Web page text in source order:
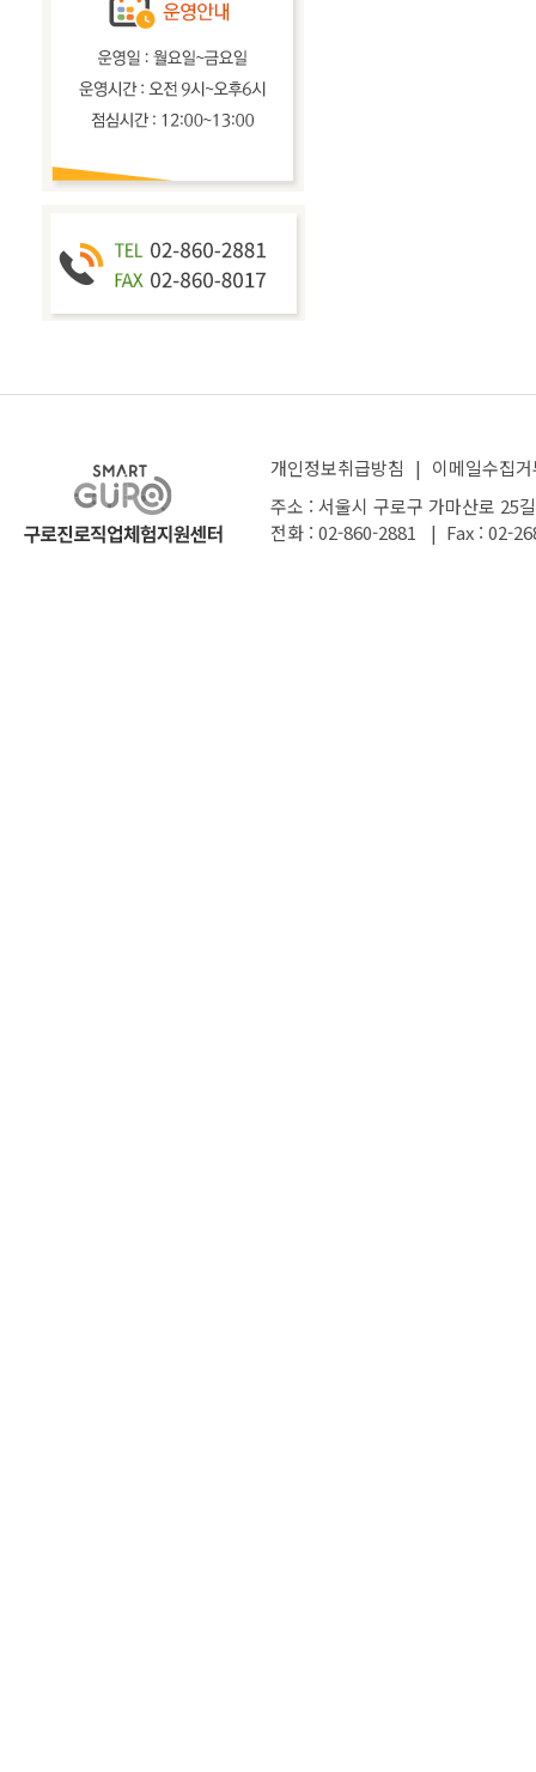
개인정보취급방침 | 이메일수집
주소 : 서울시 구로구 가마산로 25
전화 : 02-860-2881 | Fax : 02-